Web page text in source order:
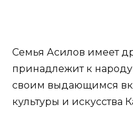
Семья Асилов имеет
принадлежит к народу
своим выдающимся
культуры и искусства